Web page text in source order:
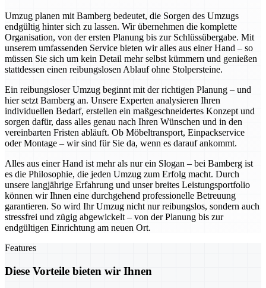
Umzug planen mit Bamberg bedeutet, die Sorgen des Umzugs
endgültig hinter sich zu lassen. Wir übernehmen die komplette
Organisation, von der ersten Planung bis zur Schlüssübergabe. Mit
unserem umfassenden Service bieten wir alles aus einer Hand – so
müssen Sie sich um kein Detail mehr selbst kümmern und genießen
stattdessen einen reibungslosen Ablauf ohne Stolpersteine.
Ein reibungsloser Umzug beginnt mit der richtigen Planung – und
hier setzt Bamberg an. Unsere Experten analysieren Ihren
individuellen Bedarf, erstellen ein maßgeschneidertes Konzept und
sorgen dafür, dass alles genau nach Ihren Wünschen und in den
vereinbarten Fristen abläuft. Ob Möbeltransport, Einpackservice
oder Montage – wir sind für Sie da, wenn es darauf ankommt.
Alles aus einer Hand ist mehr als nur ein Slogan – bei Bamberg ist
es die Philosophie, die jeden Umzug zum Erfolg macht. Durch
unsere langjährige Erfahrung und unser breites Leistungsportfolio
können wir Ihnen eine durchgehend professionelle Betreuung
garantieren. So wird Ihr Umzug nicht nur reibungslos, sondern auch
stressfrei und zügig abgewickelt – von der Planung bis zur
endgültigen Einrichtung am neuen Ort.
Features
Diese Vorteile bieten wir Ihnen